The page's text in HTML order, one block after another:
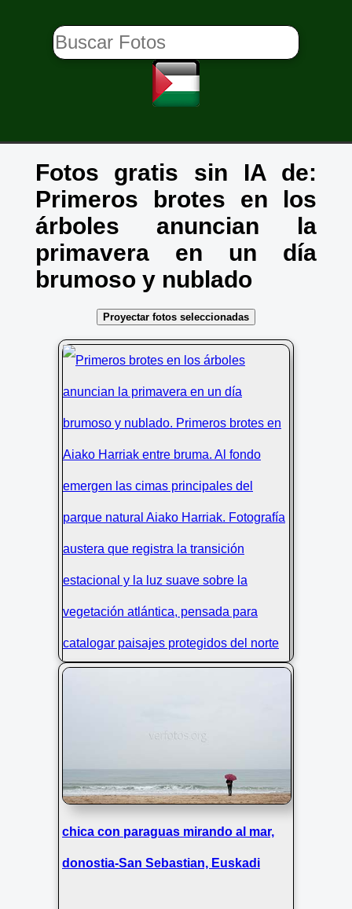
Fotos gratis sin IA de:
Primeros brotes en los
árboles anuncian la
primavera en un día
brumoso y nublado
Proyectar fotos seleccionadas
Primeros brotes en los árboles
anuncian la primavera en un día
brumoso y nublado
chica con paraguas mirando al mar,
donostia-San Sebastian, Euskadi